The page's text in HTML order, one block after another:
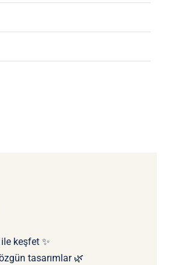
ile keşfet ✨
tasarımlar 🌿